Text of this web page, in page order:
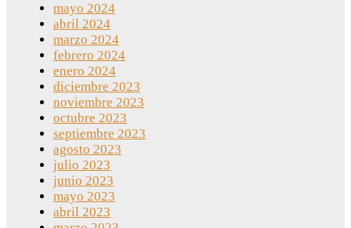
mayo 2024
abril 2024
marzo 2024
febrero 2024
enero 2024
diciembre 2023
noviembre 2023
octubre 2023
septiembre 2023
agosto 2023
julio 2023
junio 2023
mayo 2023
abril 2023